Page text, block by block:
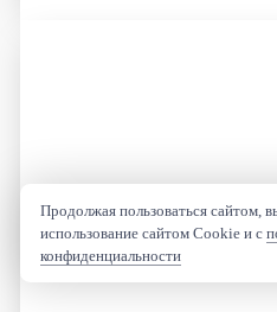
Продолжая пользоваться сайтом,
использование сайтом Cookie и с
конфиденциальности